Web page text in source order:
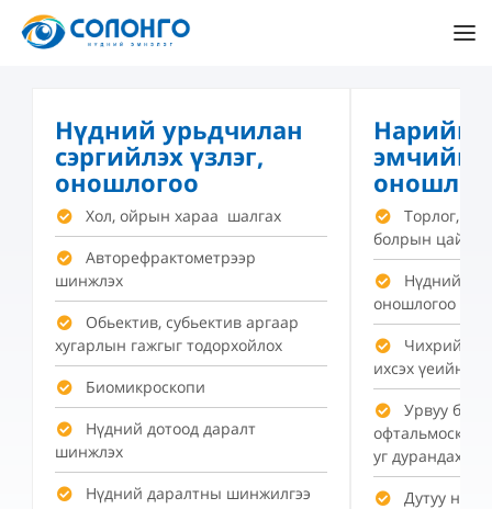
Нүдний урьдчилан
сэргийлэх үзлэг,
оношлогоо
Хол, ойрын хараа шалгах
Авторефрактометрээр
шинжлэх
Обьектив, субьектив аргаар
хугарлын гажгыг тодорхойлох
Биомикроскопи
Нүдний дотоод даралт
шинжлэх
Нүдний даралтны шинжилгээ
Нарийн
эмчийн
Торлог,
болрын цайх
Нүдний
оношлогоо
Чихрийн
ихсэх үеийн
Урвуу
уг дурандах
Дутуу